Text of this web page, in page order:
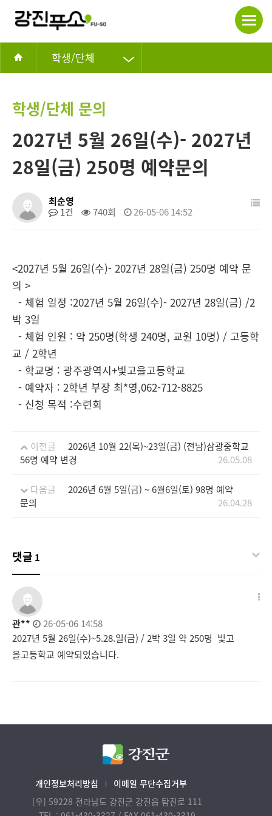
학생/단체
학생/단체 문의
2027년 5월 26일(수)- 2027년
28일(금) 250명 예약문의
최순영
1건
740회 26-05-06 14:52
<2027년 5월 26일(수)- 2027년 28일(금) 250명 예약 문
의 >
- 체험 일정 :2027년 5월 26일(수)- 2027년 28일(금) /2
박 3일
- 체험 인원 : 약 250명(학생 240명, 교원 10명) / 고등학
교 / 2학년
- 학교명 : 광주광역시+빛고을고등학교
- 예약자 : 2학년 부장 최*영,062-712-8825
- 신청 목적 :수련회
이전글
2026년 10월 22(목)~23일(금) (전남)삼광중학교
56명 예약 변경
26.05.08
다음글
2026년 6월 5일(금) ~ 6월6일(토) 98명 예약
문의
26.04.28
댓글 1
관**
26-05-06 14:58
2027년 5월 26일(수)~5.28.일(금) / 2박 3일 약 250명 빛고
을고등학교 예약되었습니다.
개인정보처리방침
이메일 무단수집거부
[우] 59228 전라남도 강진군 강진읍 탐진로 111